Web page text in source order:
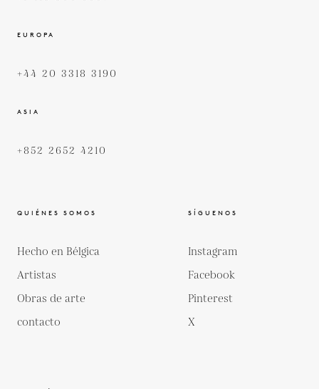
EUROPA
+44 20 3318 3190
ASIA
+852 2652 4210
QUIÉNES SOMOS
Hecho en Bélgica
Artistas
Obras de arte
contacto
SÍGUENOS
Instagram
Facebook
Pinterest
X